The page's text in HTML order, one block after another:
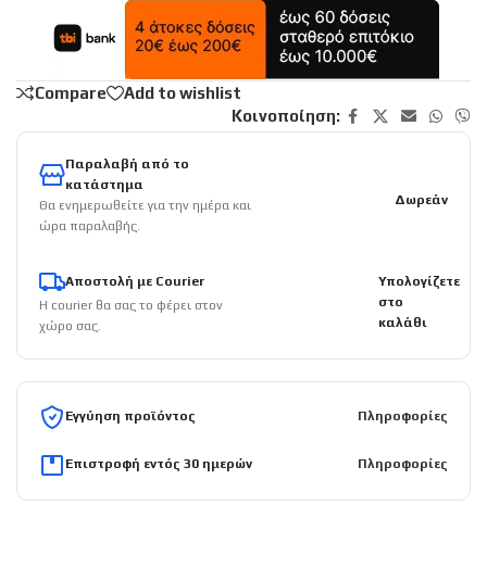
Compare
Add to wishlist
Κοινοποίηση:
Παραλαβή από το
κατάστημα
Θα ενημερωθείτε για την ημέρα και
ώρα παραλαβής.
Δωρεάν
Αποστολή με Courier
Η courier θα σας το φέρει στον
χώρο σας.
Υπολογίζετε
στο
καλάθι
Εγγύηση προϊόντος Πληροφορίες
Επιστροφή εντός 30 ημερών Πληροφορίες